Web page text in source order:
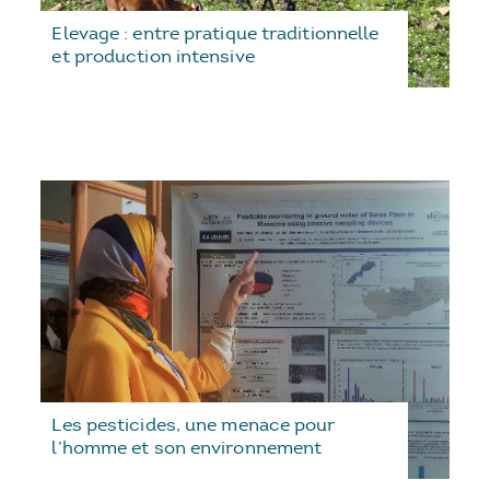
Elevage : entre pratique traditionnelle
et production intensive
Les pesticides, une menace pour
l’homme et son environnement